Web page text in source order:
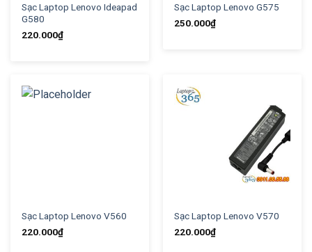
Sạc Laptop Lenovo Ideapad
G580
220.000₫
Sạc Laptop Lenovo G575
250.000₫
Sạc Laptop Lenovo V560
220.000₫
Sạc Laptop Lenovo V570
220.000₫